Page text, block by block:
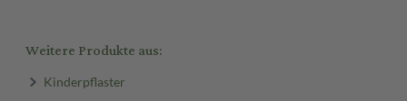
Weitere Produkte aus:
Kinderpflaster